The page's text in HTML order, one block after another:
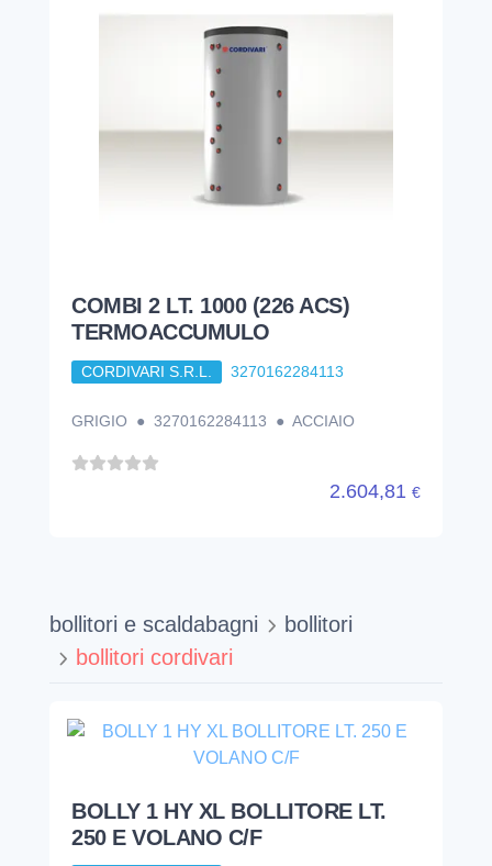
COMBI 2 LT. 1000 (226 ACS)
TERMOACCUMULO
CORDIVARI S.R.L. 3270162284113
GRIGIO ● 3270162284113 ● ACCIAIO
2.604,81 €
bollitori e scaldabagni
bollitori
bollitori cordivari
BOLLY 1 HY XL BOLLITORE LT.
250 E VOLANO C/F